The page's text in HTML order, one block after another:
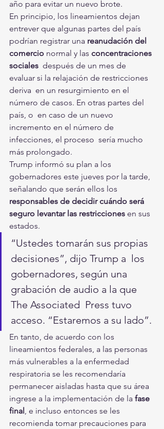
año para evitar un nuevo brote.
En principio, los lineamientos dejan
entrever que algunas partes del país
podrían registrar una reanudación del
comercio normal y las concentraciones
sociales
  después de un mes de
evaluar si la relajación de restricciones
deriva  en un resurgimiento en el
número de casos. En otras partes del
país, o  en caso de un nuevo
incremento en el número de
infecciones, el proceso  sería mucho
más prolongado.
Trump informó su plan a los
gobernadores este jueves por la tarde,
señalando que serán ellos los
responsables de decidir cuándo será
seguro levantar las restricciones en sus
estados.
“Ustedes tomarán sus propias
decisiones”, dijo Trump a  los
gobernadores, según una
grabación de audio a la que
The Associated  Press tuvo
acceso. “Estaremos a su lado”.
En tanto, de acuerdo con los
lineamientos federales, a las personas
más vulnerables a la enfermedad
respiratoria se les recomendaría
permanecer aisladas hasta que su área
ingrese a la implementación de la fase
final, e incluso entonces se les
recomienda tomar precauciones para